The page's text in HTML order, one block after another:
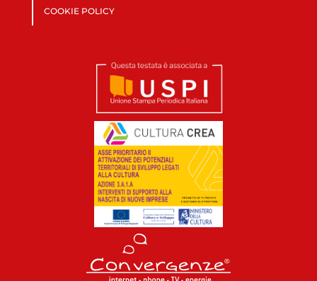
COOKIE POLICY